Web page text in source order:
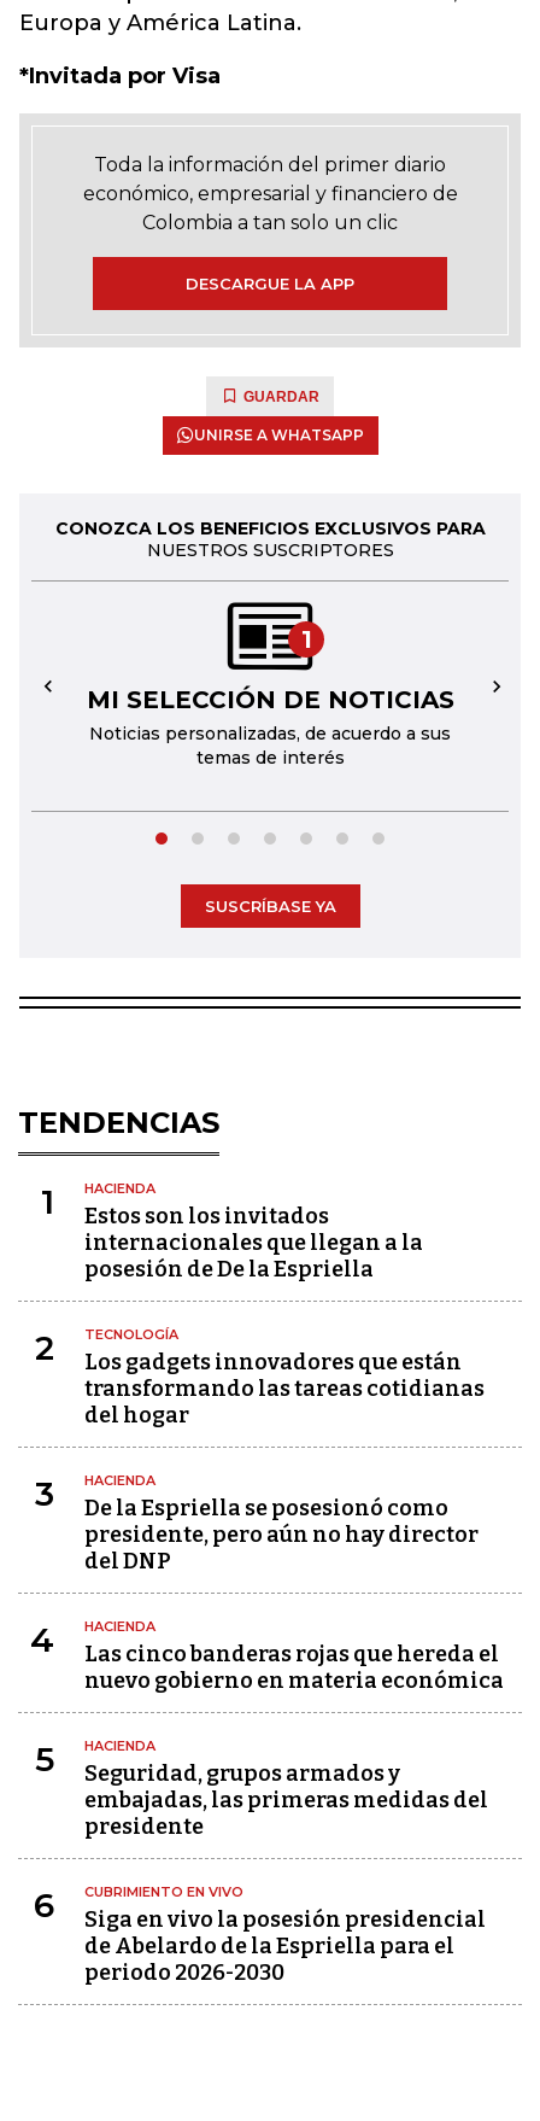
Europa y América Latina.
*Invitada por Visa
Toda la información del primer diario
económico, empresarial y financiero de
Colombia a tan solo un clic
DESCARGUE LA APP
GUARDAR
UNIRSE A WHATSAPP
CONOZCA LOS BENEFICIOS EXCLUSIVOS PARA
NUESTROS SUSCRIPTORES
1
MI SELECCIÓN DE NOTICIAS
Noticias personalizadas, de acuerdo a sus
temas de interés
← →
SUSCRÍBASE YA
TENDENCIAS
1 HACIENDA
Estos son los invitados
internacionales que llegan a la
posesión de De la Espriella
2 TECNOLOGÍA
Los gadgets innovadores que están
transformando las tareas cotidianas
del hogar
3 HACIENDA
De la Espriella se posesionó como
presidente, pero aún no hay director
del DNP
4 HACIENDA
Las cinco banderas rojas que hereda el
nuevo gobierno en materia económica
5 HACIENDA
Seguridad, grupos armados y
embajadas, las primeras medidas del
presidente
6 CUBRIMIENTO EN VIVO
Siga en vivo la posesión presidencial
de Abelardo de la Espriella para el
periodo 2026-2030